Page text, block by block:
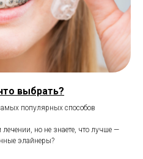
выбрать?
популярных способов
но не знаете, что лучше —
элайнеры?